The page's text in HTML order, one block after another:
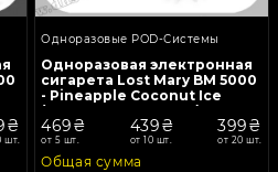
шт.
Одноразовые POD-Системы
Одноразовая электронная
сигарета Lost Mary BM 5000
- Pineapple Coconut Ice
(Ананас, Кокос, Лед)
469₴
от 5 шт.
439₴
от 10 шт.
399₴
от 20 шт.
Общая сумма